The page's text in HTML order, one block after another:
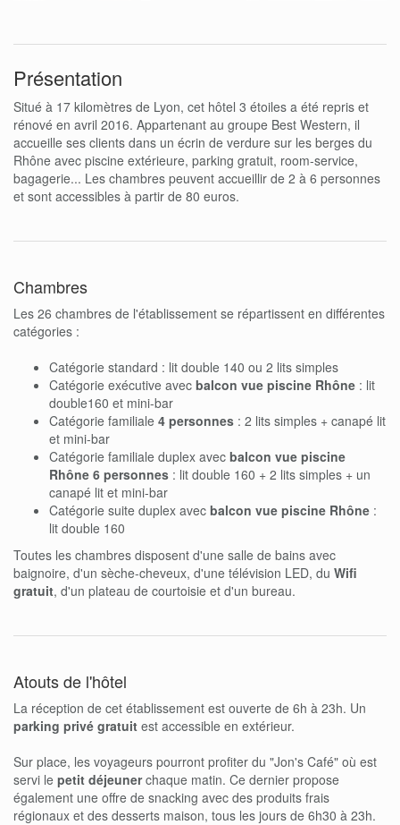
Présentation
Situé à 17 kilomètres de Lyon, cet hôtel 3 étoiles a été repris et
rénové en avril 2016. Appartenant au groupe Best Western, il
accueille ses clients dans un écrin de verdure sur les berges du
Rhône avec piscine extérieure, parking gratuit, room-service,
bagagerie... Les chambres peuvent accueillir de 2 à 6 personnes
et sont accessibles à partir de 80 euros.
Chambres
Les 26 chambres de l'établissement se répartissent en différentes
catégories :
Catégorie standard : lit double 140 ou 2 lits simples
Catégorie exécutive avec balcon vue piscine Rhône : lit
double160 et mini-bar
Catégorie familiale 4 personnes : 2 lits simples + canapé lit
et mini-bar
Catégorie familiale duplex avec balcon vue piscine
Rhône 6 personnes : lit double 160 + 2 lits simples + un
canapé lit et mini-bar
Catégorie suite duplex avec balcon vue piscine Rhône :
lit double 160
Toutes les chambres disposent d'une salle de bains avec
baignoire, d'un sèche-cheveux, d'une télévision LED, du Wifi
gratuit, d'un plateau de courtoisie et d'un bureau.
Atouts de l'hôtel
La réception de cet établissement est ouverte de 6h à 23h. Un
parking privé gratuit est accessible en extérieur.
Sur place, les voyageurs pourront profiter du "Jon's Café" où est
servi le petit déjeunerchaque matin. Ce dernier propose
également une offre de snacking avec des produits frais
régionaux et des desserts maison, tous les jours de 6h30 à 23h.